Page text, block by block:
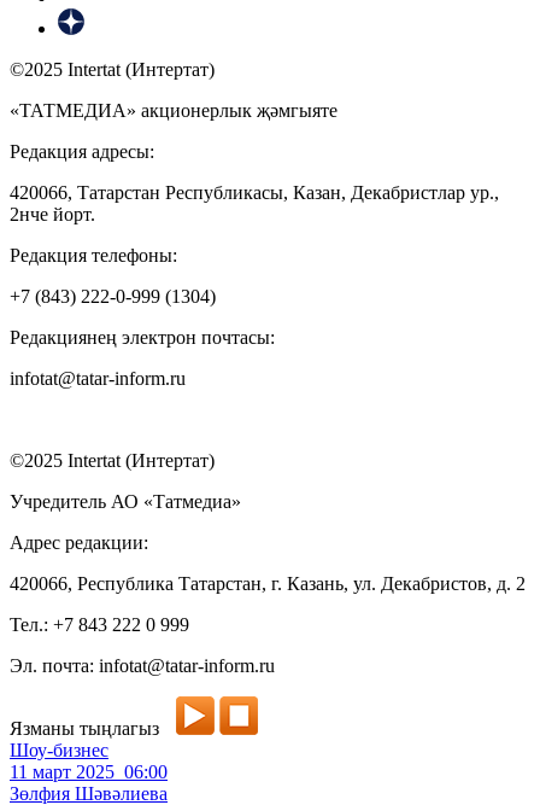
©2025 Intertat (Интертат)
«ТАТМЕДИА» акционерлык җәмгыяте
Редакция адресы:
420066, Татарстан Республикасы, Казан, Декабристлар ур.,
2нче йорт.
Редакция телефоны:
+7 (843) 222-0-999 (1304)
Редакциянең электрон почтасы:
infotat@tatar-inform.ru
©2025 Intertat (Интертат)
Учредитель АО «Татмедиа»
Адрес редакции:
420066, Республика Татарстан, г. Казань, ул. Декабристов, д. 2
Тел.: +7 843 222 0 999
Эл. почта: infotat@tatar-inform.ru
Язманы тыңлагыз
Шоу-бизнес
11 март 2025 06:00
Зөлфия Шәвәлиева